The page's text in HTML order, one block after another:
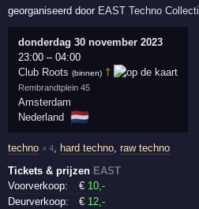
georganiseerd door EAST Techno
donderdag 30 november 2023
23:00 –04:00
Club Roots (binnen) †
Rembrandtplein 45
Amsterdam
Nederland 🇳🇱
techno × 4 hard techno ,raw techno
Tickets & prijzen EAST
Voorverkoop:
€ 10,-
Deurverkoop:
€ 12,-